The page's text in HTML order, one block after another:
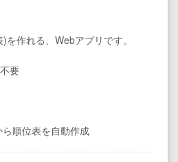
を作れる、Webアプリです。
要
ら順位表を自動作成